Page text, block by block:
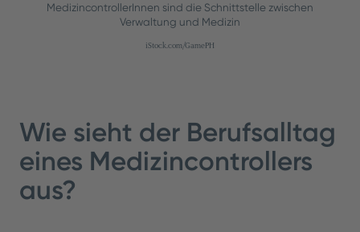
MedizincontrollerInnen sind die Schnittstelle zwischen
Verwaltung und Medizin
iStock.com/GamePH
Wie sieht der Berufsalltag
eines Medizincontrollers
aus?